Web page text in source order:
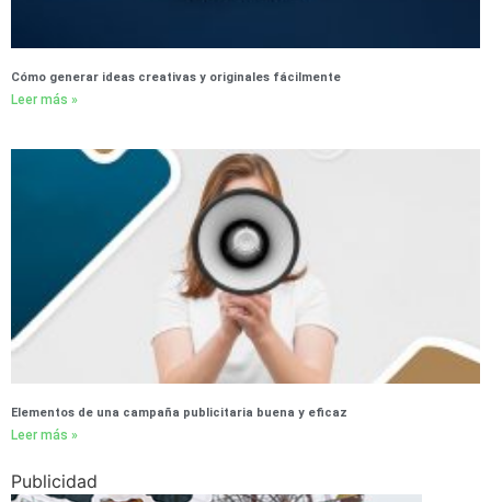
Cómo generar ideas creativas y originales fácilmente
Leer más »
Elementos de una campaña publicitaria buena y eficaz
Leer más »
Publicidad